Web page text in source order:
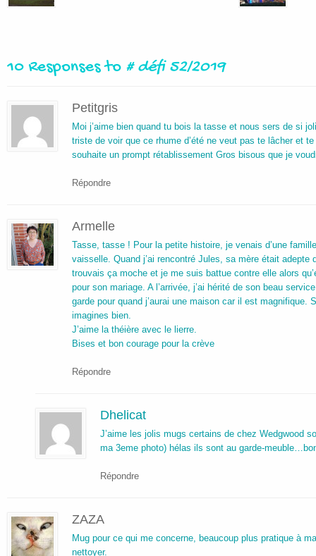
10 Responses to # défi 52/2019
Petitgris
Moi j’aime bien quand tu bois la tasse et nous sers de si
triste de voir que ce rhume d’été ne veut pas te lâcher et
souhaite un prompt rétablissement Gros bisous que je
Répondre
Armelle
Tasse, tasse ! Pour la petite histoire, je venais d’une
vaisselle. Quand j’ai rencontré Jules, sa mère était adepte
trouvais ça moche et je me suis battue contre elle alors
pour son mariage. A l’arrivée, j’ai hérité de son beau
garde pour quand j’aurai une maison car il est
imagines bien.
J’aime la théière avec le lierre.
Bises et bon courage pour la crève
Répondre
Dhelicat
J’aime les jolis mugs certains de chez Wedgwood
ma 3eme photo) hélas ils sont au garde-
Répondre
ZAZA
Mug pour ce qui me concerne, beaucoup plus pratique à
nettoyer.